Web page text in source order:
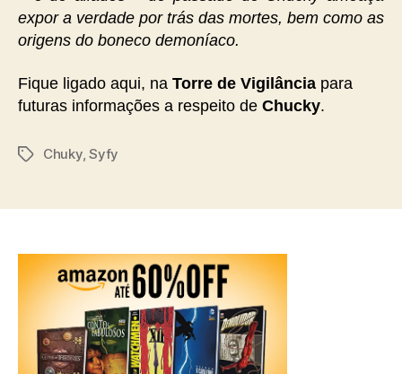
expor a verdade por trás das mortes, bem como as
origens do boneco demoníaco.
Fique ligado aqui, na Torre de Vigilância para
futuras informações a respeito de Chucky.
TagsChuky,Syfy